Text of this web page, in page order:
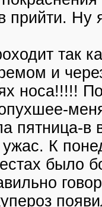
прийти. Ну
так
и
носа!!!!!
пятница-
К
было